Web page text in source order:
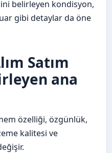
belirleyen kondisyon,
gibi detaylar da öne
Satım
ana
özelliği, özgünlük,
kalitesi ve